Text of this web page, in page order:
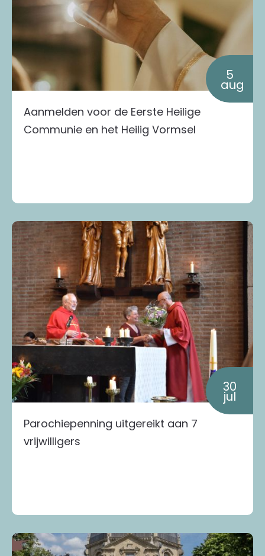
5
aug
Aanmelden voor de Eerste Heilige
Communie en het Heilig Vormsel
30
jul
Parochiepenning uitgereikt aan 7
vrijwilligers